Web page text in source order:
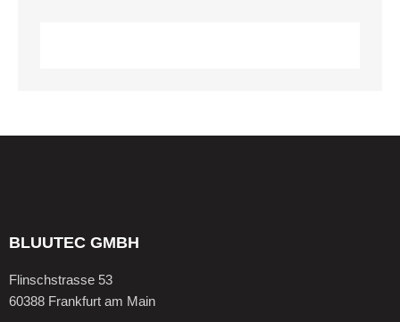
BLUUTEC GMBH
Flinschstrasse 53
60388 Frankfurt am Main